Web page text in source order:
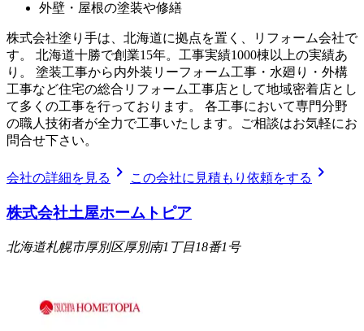
外壁・屋根の塗装や修繕
株式会社塗り手は、北海道に拠点を置く、リフォーム会社で
す。 北海道十勝で創業15年。工事実績1000棟以上の実績あ
り。 塗装工事から内外装リーフォーム工事・水廻り・外構
工事など住宅の総合リフォーム工事店として地域密着店とし
て多くの工事を行っております。 各工事において専門分野
の職人技術者が全力で工事いたします。ご相談はお気軽にお
問合せ下さい。
会社の詳細を見る chevron_right この会社に見積もり依頼をする chevron_right
株式会社土屋ホームトピア
北海道札幌市厚別区厚別南1丁目18番1号